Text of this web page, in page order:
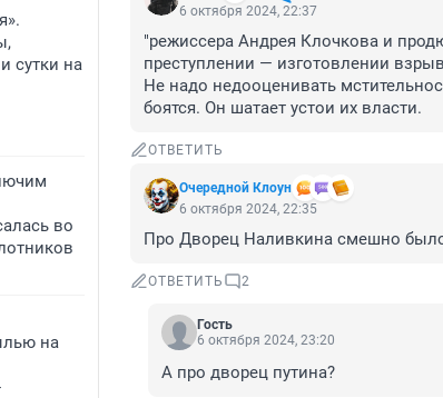
сутки на
во
на
6 октября 2024, 22:37
"режиссера Андрея Клочкова и
преступлении — изготовлении
Не надо недооценивать
боятся. Он шатает устои их власти.
ОТВЕТИТЬ
Очередной Клоун
6 октября 2024, 22:35
Про Дворец Наливкина смешно
ОТВЕТИТЬ 2
Гость
6 октября 2024, 23:20
А про дворец путина?